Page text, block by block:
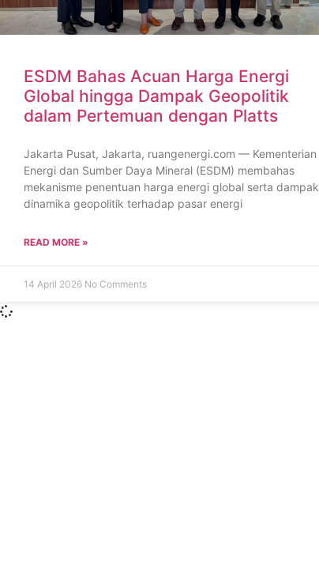
ESDM Bahas Acuan Harga Energi
Global hingga Dampak Geopolitik
dalam Pertemuan dengan Platts
Jakarta Pusat, Jakarta, ruangenergi.com — Kementerian
Energi dan Sumber Daya Mineral (ESDM) membahas
mekanisme penentuan harga energi global serta dampak
dinamika geopolitik terhadap pasar energi
READ MORE »
14 April 2026 No Comments